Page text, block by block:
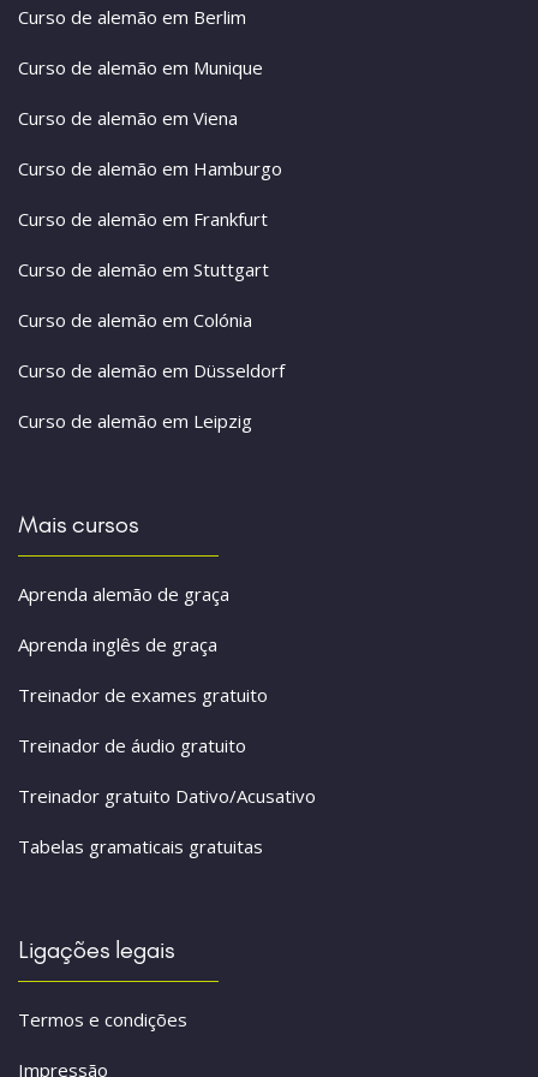
Curso de alemão em Berlim
Curso de alemão em Munique
Curso de alemão em Viena
Curso de alemão em Hamburgo
Curso de alemão em Frankfurt
Curso de alemão em Stuttgart
Curso de alemão em Colónia
Curso de alemão em Düsseldorf
Curso de alemão em Leipzig
Mais cursos
Aprenda alemão de graça
Aprenda inglês de graça
Treinador de exames gratuito
Treinador de áudio gratuito
Treinador gratuito Dativo/Acusativo
Tabelas gramaticais gratuitas
Ligações legais
Termos e condições
Impressão